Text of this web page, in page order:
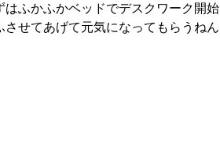
ふかふかベッドでデスクワーク開始
せてあげて元気になってもらうねん